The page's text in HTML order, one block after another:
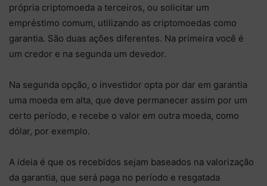
própria criptomoeda a terceiros, ou solicitar um
empréstimo comum, utilizando as criptomoedas como
garantia. São duas ações diferentes. Na primeira você é
um credor e na segunda um devedor.
Na segunda opção, o investidor opta por dar em garantia
uma moeda em alta, que deve permanecer assim por um
certo período, e recebe o valor em outra moeda, como
dólar, por exemplo.
A ideia é que os recebidos sejam baseados na valorização
da garantia, que será paga no período e resgatada